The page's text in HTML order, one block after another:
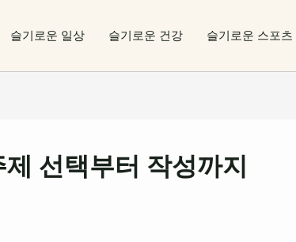
슬기로운 일상 슬기로운 건강 슬기로운 스포츠
선택부터 작성까지